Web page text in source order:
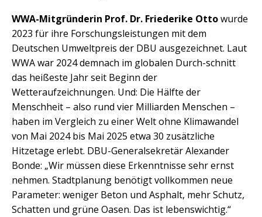
WWA-Mitgründerin Prof. Dr. Friederike Ottowurde
2023 für ihre Forschungsleistungen mit dem
Deutschen Umweltpreis der DBU ausgezeichnet. Laut
WWA war 2024 demnach im globalen Durch-schnitt
das heißeste Jahr seit Beginn der
Wetteraufzeichnungen. Und: Die Hälfte der
Menschheit – also rund vier Milliarden Menschen –
haben im Vergleich zu einer Welt ohne Klimawandel
von Mai 2024 bis Mai 2025 etwa 30 zusätzliche
Hitzetage erlebt. DBU-Generalsekretär Alexander
Bonde: „Wir müssen diese Erkenntnisse sehr ernst
nehmen. Stadtplanung benötigt vollkommen neue
Parameter: weniger Beton und Asphalt, mehr Schutz,
Schatten und grüne Oasen. Das ist lebenswichtig.“